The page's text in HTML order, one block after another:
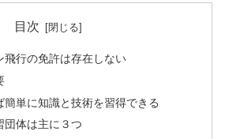
目次
飛行の免許は存在しない
簡単に知識と技術を習得できる
団体は主に３つ